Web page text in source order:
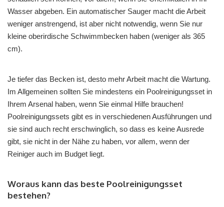
Wasser abgeben. Ein automatischer Sauger macht die Arbeit
weniger anstrengend, ist aber nicht notwendig, wenn Sie nur
kleine oberirdische Schwimmbecken haben (weniger als 365
cm).
Je tiefer das Becken ist, desto mehr Arbeit macht die Wartung.
Im Allgemeinen sollten Sie mindestens ein Poolreinigungsset in
Ihrem Arsenal haben, wenn Sie einmal Hilfe brauchen!
Poolreinigungssets gibt es in verschiedenen Ausführungen und
sie sind auch recht erschwinglich, so dass es keine Ausrede
gibt, sie nicht in der Nähe zu haben, vor allem, wenn der
Reiniger auch im Budget liegt.
Woraus kann das beste Poolreinigungsset
bestehen?